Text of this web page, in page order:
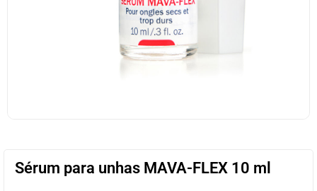
Sérum para unhas MAVA-FLEX 10 ml